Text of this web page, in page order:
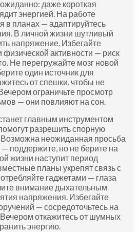
даже короткая
энергией. На работе
в планах — адаптируйтесь
В личной жизни шутливый
напряжение. Избегайте
физической активности — риск
Не перегружайте мозг новой
один источник для
от спешки, чтобы не
ограничьте просмотр
— они повлияют на сон.
главным инструментом
разрешить спорную
неожиданная просьба
поддержите, но не берите на
жизни наступит период
планы укрепят связь с
гаджетами — глаза
внимание дыхательным
напряжения. Избегайте
— сосредоточьтесь на
откажитесь от шумных
энергию.